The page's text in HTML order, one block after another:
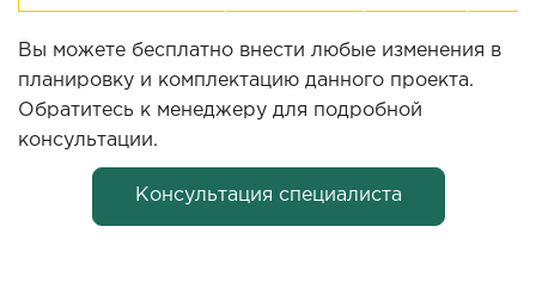
Вы можете бесплатно внести любые изменения в
планировку и комплектацию данного проекта.
Обратитесь к менеджеру для подробной
консультации.
Консультация специалиста